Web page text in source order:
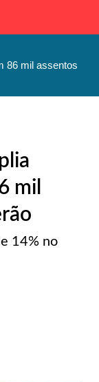
86 mil assentos
mil
14% no